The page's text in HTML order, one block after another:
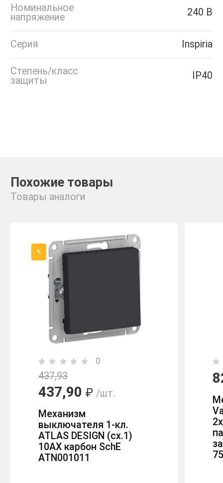
Номинальное
напряжение
240 В
Серия Inspiria
Степень/класс
защиты
IP40
Похожие товары
Товары аналоги
%
0
437,93
437,90 ₽ /шт.
Механизм
выключателя 1-кл.
ATLAS DESIGN (сх.1)
10АХ карбон SchE
ATN001011